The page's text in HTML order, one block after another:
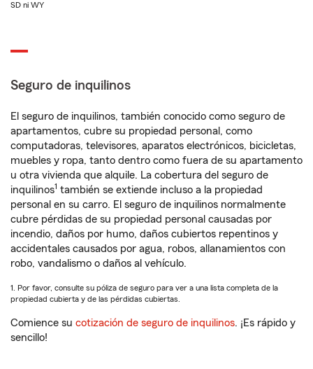
SD ni WY
Seguro de inquilinos
El seguro de inquilinos, también conocido como seguro de
apartamentos, cubre su propiedad personal, como
computadoras, televisores, aparatos electrónicos, bicicletas,
muebles y ropa, tanto dentro como fuera de su apartamento
u otra vivienda que alquile. La cobertura del seguro de
inquilinos1 también se extiende incluso a la propiedad
personal en su carro. El seguro de inquilinos normalmente
cubre pérdidas de su propiedad personal causadas por
incendio, daños por humo, daños cubiertos repentinos y
accidentales causados por agua, robos, allanamientos con
robo, vandalismo o daños al vehículo.
1. Por favor, consulte su póliza de seguro para ver a una lista completa de la
propiedad cubierta y de las pérdidas cubiertas.
Comience su cotización de seguro de inquilinos. ¡Es rápido y
sencillo!